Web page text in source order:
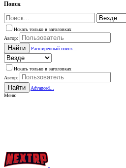
Поиск
Искать только в заголовках
Автор:
Найти Расширенный поиск...
Искать только в заголовках
Автор:
Найти
Advanced...
Меню